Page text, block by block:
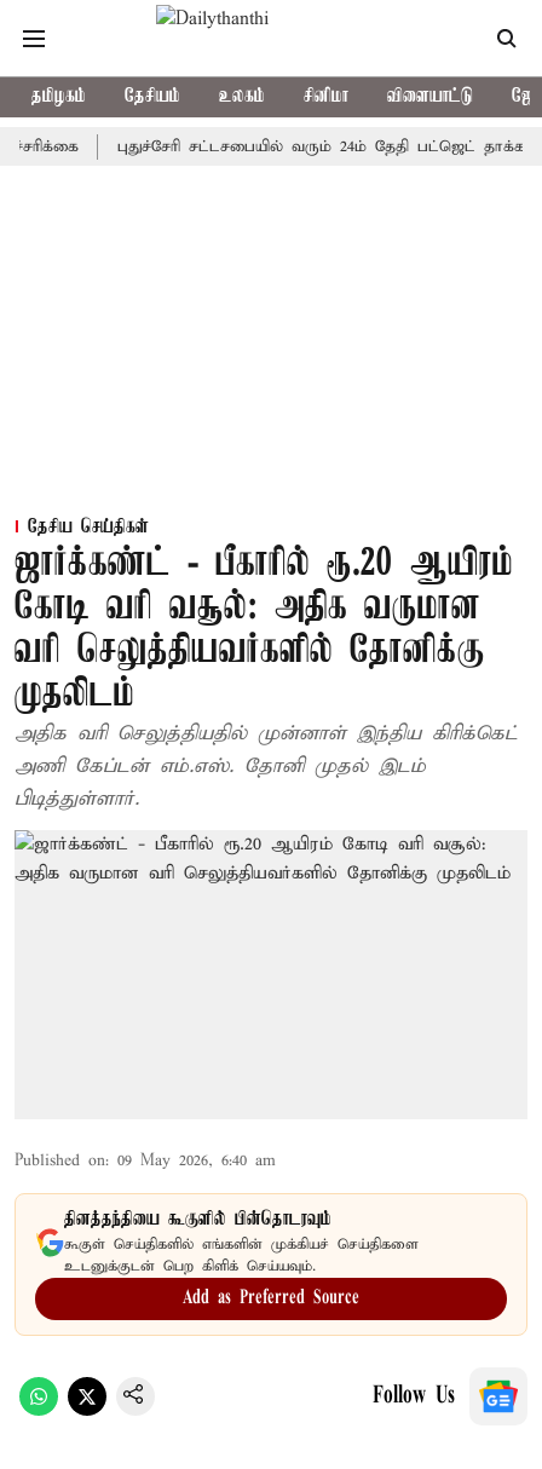
தமிழகம் தேசியம் உலகம் சினிமா விளையாட்டு
புதுச்சேரி சட்டசபையில் வரும் 24ம் தேதி பட்ஜெட் தாக்கல்
தேசிய செய்திகள்
ஜார்க்கண்ட் - பீகாரில் ரூ.20 ஆயிரம்
கோடி வரி வசூல்: அதிக வருமான
வரி செலுத்தியவர்களில் தோனிக்கு
முதலிடம்
அதிக வரி செலுத்தியதில் முன்னாள் இந்திய கிரிக்கெட்
அணி கேப்டன் எம்.எஸ். தோனி முதல் இடம்
பிடித்துள்ளார்.
Published on: 09 May 2026, 6:40 am
தினத்தந்தியை கூகுளில் பின்தொடரவும்
கூகுள் செய்திகளில் எங்களின் முக்கியச் செய்திகளை
உடனுக்குடன் பெற கிளிக் செய்யவும்.
Add as Preferred Source
Follow Us